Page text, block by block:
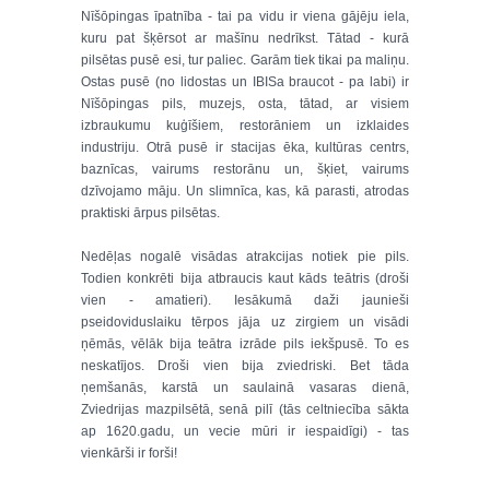
Nīšōpingas īpatnība - tai pa vidu ir viena gājēju iela,
kuru pat šķērsot ar mašīnu nedrīkst. Tātad - kurā
pilsētas pusē esi, tur paliec. Garām tiek tikai pa maliņu.
Ostas pusē (no lidostas un IBISa braucot - pa labi) ir
Nīšōpingas pils, muzejs, osta, tātad, ar visiem
izbraukumu kuģīšiem, restorāniem un izklaides
industriju. Otrā pusē ir stacijas ēka, kultūras centrs,
baznīcas, vairums restorānu un, šķiet, vairums
dzīvojamo māju. Un slimnīca, kas, kā parasti, atrodas
praktiski ārpus pilsētas.
Nedēļas nogalē visādas atrakcijas notiek pie pils.
Todien konkrēti bija atbraucis kaut kāds teātris (droši
vien - amatieri). Iesākumā daži jaunieši
pseidoviduslaiku tērpos jāja uz zirgiem un visādi
ņēmās, vēlāk bija teātra izrāde pils iekšpusē. To es
neskatījos. Droši vien bija zviedriski. Bet tāda
ņemšanās, karstā un saulainā vasaras dienā,
Zviedrijas mazpilsētā, senā pilī (tās celtniecība sākta
ap 1620.gadu, un vecie mūri ir iespaidīgi) - tas
vienkārši ir forši!